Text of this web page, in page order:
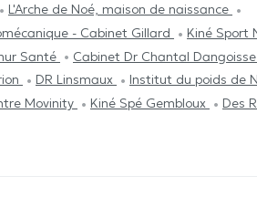
L'Arche de Noé, maison de naissance
- Cabinet Gillard
Kiné Sport
Santé
Cabinet Dr Chantal Dangoisse
DR Linsmaux Institut du poids de
Movinity Kiné Spé Gembloux Des